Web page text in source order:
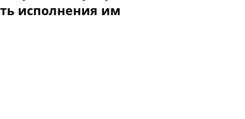
исполнения им